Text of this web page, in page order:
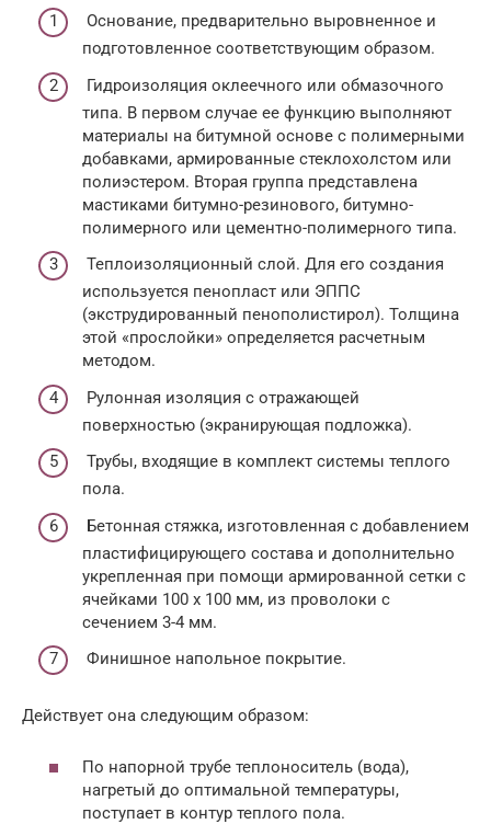
Основание, предварительно выровненное и
подготовленное соответствующим образом.
Гидроизоляция оклеечного или обмазочного
типа. В первом случае ее функцию выполняют
материалы на битумной основе с полимерными
добавками, армированные стеклохолстом или
полиэстером. Вторая группа представлена
мастиками битумно-резинового, битумно-
полимерного или цементно-полимерного типа.
Теплоизоляционный слой. Для его создания
используется пенопласт или ЭППС
(экструдированный пенополистирол). Толщина
этой «прослойки» определяется расчетным
методом.
Рулонная изоляция с отражающей
поверхностью (экранирующая подложка).
Трубы, входящие в комплект системы теплого
пола.
Бетонная стяжка, изготовленная с добавлением
пластифицирующего состава и дополнительно
укрепленная при помощи армированной сетки с
ячейками 100 х 100 мм, из проволоки с
сечением 3-4 мм.
Финишное напольное покрытие.
Действует она следующим образом:
По напорной трубе теплоноситель (вода),
нагретый до оптимальной температуры,
поступает в контур теплого пола.